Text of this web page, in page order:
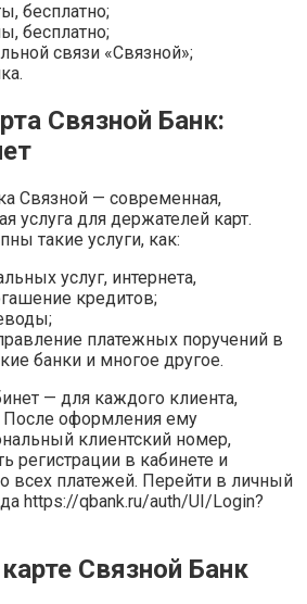
бесплатно;
бесплатно;
связи «Связной»;
Связной Банк:
Связной — современная,
услуга для держателей карт.
такие услуги, как:
услуг, интернета,
кредитов;
платежных поручений в
банки и многое другое.
— для каждого клиента,
оформления ему
клиентский номер,
в кабинете и
всех платежей. Перейти в личный
https://qbank.ru/auth/UI/Login?
Связной Банк